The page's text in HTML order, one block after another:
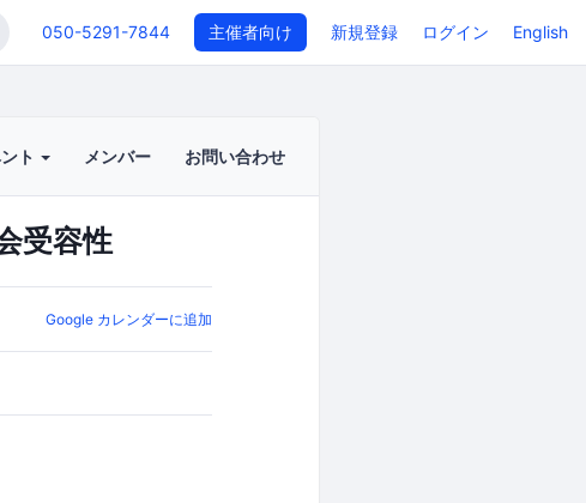
050-5291-7844 主催者向け 新規登録 ログイン English
ト メンバー お問い合わせ
受容性
Google カレンダーに追加